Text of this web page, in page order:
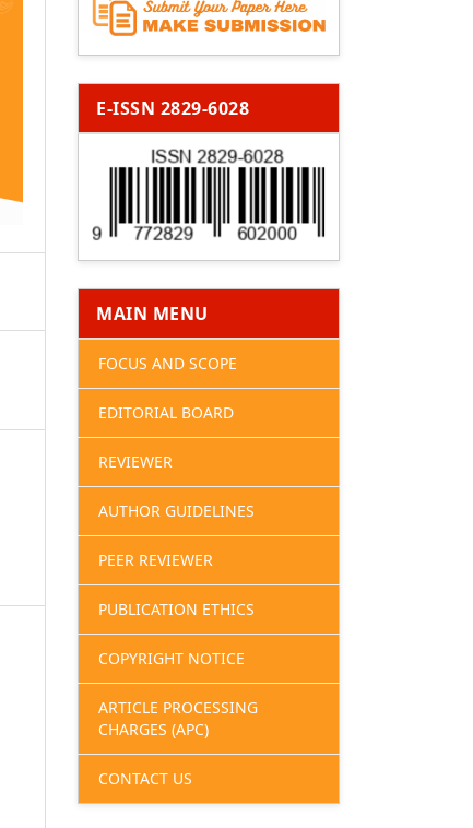
E-ISSN 2829-6028
MAIN MENU
FOCUS AND SCOPE
EDITORIAL BOARD
REVIEWER
AUTHOR GUIDELINES
PEER REVIEWER
PUBLICATION ETHICS
COPYRIGHT NOTICE
ARTICLE PROCESSING
CHARGES (APC)
CONTACT US